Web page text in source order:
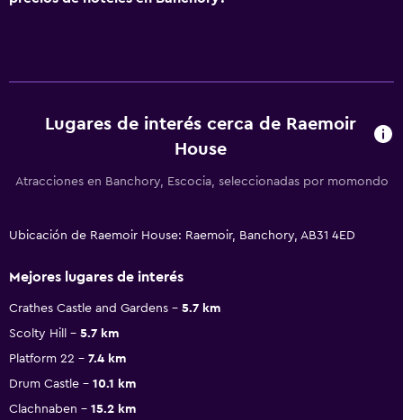
Lugares de interés cerca de Raemoir
House
Atracciones en Banchory, Escocia, seleccionadas por momondo
Ubicación de Raemoir House: Raemoir, Banchory, AB31 4ED
Mejores lugares de interés
Crathes Castle and Gardens
5.7 km
Scolty Hill
5.7 km
Platform 22
7.4 km
Drum Castle
10.1 km
Clachnaben
15.2 km